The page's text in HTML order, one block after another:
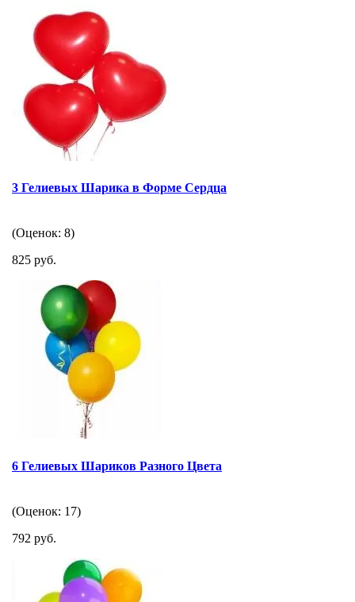
3 Гелиевых Шарика в Форме Сердца
(Оценок: 8)
825 руб.
6 Гелиевых Шариков Разного Цвета
(Оценок: 17)
792 руб.